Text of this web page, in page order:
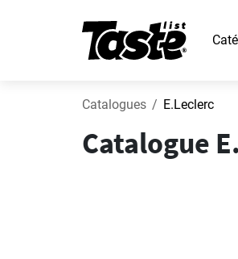
Catalogues E.Leclerc
Catalogue